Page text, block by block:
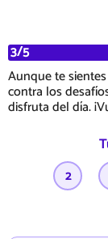
3/5
Aunque te
contra los
disfruta del día.
2